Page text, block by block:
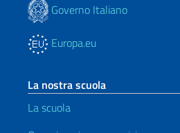
Governo Italiano
Europa.eu
La nostra scuola
La scuola